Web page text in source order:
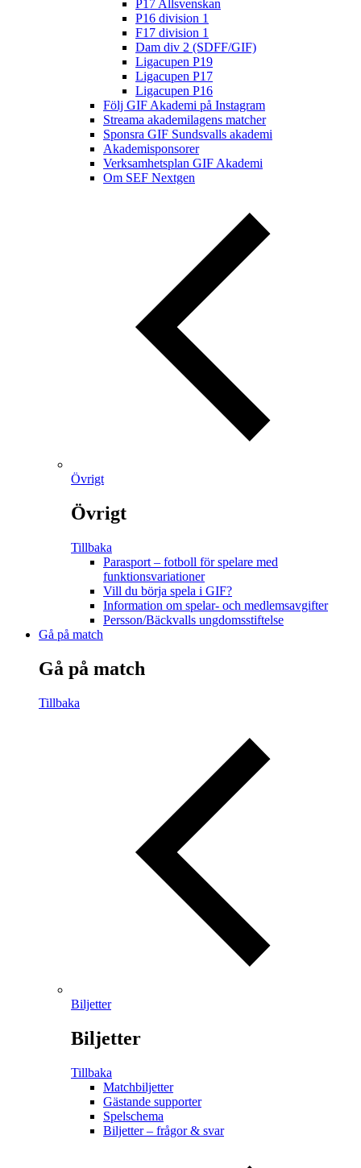
P17 Allsvenskan
P16 division 1
F17 division 1
Dam div 2 (SDFF/GIF)
Ligacupen P19
Ligacupen P17
Ligacupen P16
Följ GIF Akademi på Instagram
Streama akademilagens matcher
Sponsra GIF Sundsvalls akademi
Akademisponsorer
Verksamhetsplan GIF Akademi
Om SEF Nextgen
Övrigt
Övrigt
Tillbaka
Parasport – fotboll för spelare med
funktionsvariationer
Vill du börja spela i GIF?
Information om spelar- och medlemsavgifter
Persson/Bäckvalls ungdomsstiftelse
Gå på match
Gå på match
Tillbaka
Biljetter
Biljetter
Tillbaka
Matchbiljetter
Gästande supporter
Spelschema
Biljetter – frågor & svar